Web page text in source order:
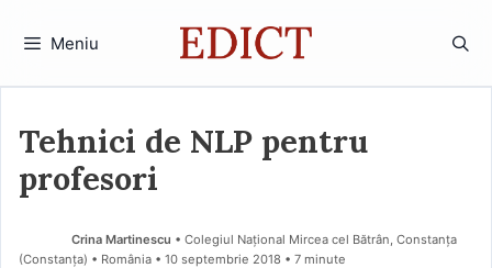
Meniu
Tehnici de NLP pentru
profesori
Crina Martinescu • Colegiul Național Mircea cel Bătrân, Constanța
(Constanţa) • România
10 septembrie 2018 • 7 minute